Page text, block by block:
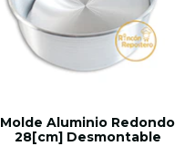
Molde Aluminio Redondo
28[cm] Desmontable